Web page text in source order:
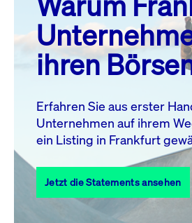
MO. DI. MI. DO.
3
4 5 6 7
10 11 13
17
18 19 20
27 28
31
ihren
Erfahren Sie aus erster
Unternehmen auf ihrem
ein Listing in Frankfurt
Jetzt die Statements ansehen